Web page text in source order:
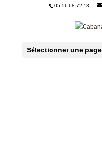
05 56 68 72 13
Sélectionner une page